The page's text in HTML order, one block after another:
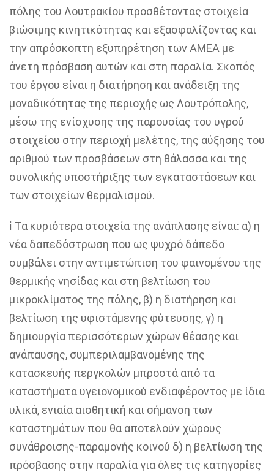
πόλης του Λουτρακίου προσθέτοντας στοιχεία
βιώσιμης κινητικότητας και εξασφαλίζοντας και
την απρόσκοπτη εξυπηρέτηση των ΑΜΕΑ με
άνετη πρόσβαση αυτών και στη παραλία. Σκοπός
του έργου είναι η διατήρηση και ανάδειξη της
μοναδικότητας της περιοχής ως Λουτρόπολης,
μέσω της ενίσχυσης της παρουσίας του υγρού
στοιχείου στην περιοχή μελέτης, της αύξησης του
αριθμού των προσβάσεων στη θάλασσα και της
συνολικής υποστήριξης των εγκαταστάσεων και
των στοιχείων θερμαλισμού.
ℹ️ Τα κυριότερα στοιχεία της ανάπλασης είναι: α) η
νέα δαπεδόστρωση που ως ψυχρό δάπεδο
συμβάλει στην αντιμετώπιση του φαινομένου της
θερμικής νησίδας και στη βελτίωση του
μικροκλίματος της πόλης, β) η διατήρηση και
βελτίωση της υφιστάμενης φύτευσης, γ) η
δημιουργία περισσότερων χώρων θέασης και
ανάπαυσης, συμπεριλαμβανομένης της
κατασκευής περγκολών μπροστά από τα
καταστήματα υγειονομικού ενδιαφέροντος με ίδια
υλικά, ενιαία αισθητική και σήμανση των
καταστημάτων που θα αποτελούν χώρους
συνάθροισης-παραμονής κοινού δ) η βελτίωση της
πρόσβασης στην παραλία για όλες τις κατηγορίες